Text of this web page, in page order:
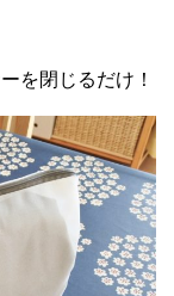
を閉じるだけ！